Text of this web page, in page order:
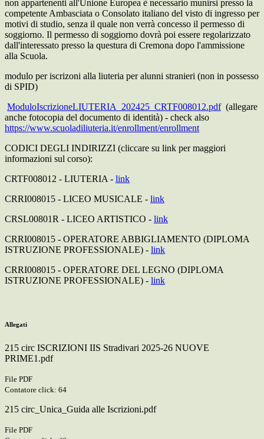
non appartenenti all'Unione Europea è necessario munirsi presso la
competente Ambasciata o Consolato italiano del visto di ingresso per
motivi di studio, senza il quale non verrà concesso il permesso di
soggiorno. Il permesso di soggiorno dovrà poi essere regolarizzato
dall'interessato presso la questura di Cremona dopo l'ammissione
alla Scuola.
modulo per iscrizoni alla liuteria per alunni stranieri (non in possesso
di SPID)
ModuloIscrizioneLIUTERIA_202425_CRTF008012.pdf(allegare
anche fotocopia del documento di identità) - check also
https://www.scuoladiliuteria.it/enrollment/enrollment
CODICI DEGLI INDIRIZZI (cliccare su link per maggiori
informazioni sul corso):
CRTF008012 - LIUTERIA - link
CRRI008015 - LICEO MUSICALE - link
CRSL00801R - LICEO ARTISTICO - link
CRRI008015 - OPERATORE ABBIGLIAMENTO (DIPLOMA
ISTRUZIONE PROFESSIONALE) - link
CRRI008015 - OPERATORE DEL LEGNO (DIPLOMA
ISTRUZIONE PROFESSIONALE) - link
Allegati
215 circ ISCRIZIONI IIS Stradivari 2025-26 NUOVE
PRIME1.pdf
File PDF
Contatore click: 64
215 circ_Unica_Guida alle Iscrizioni.pdf
File PDF